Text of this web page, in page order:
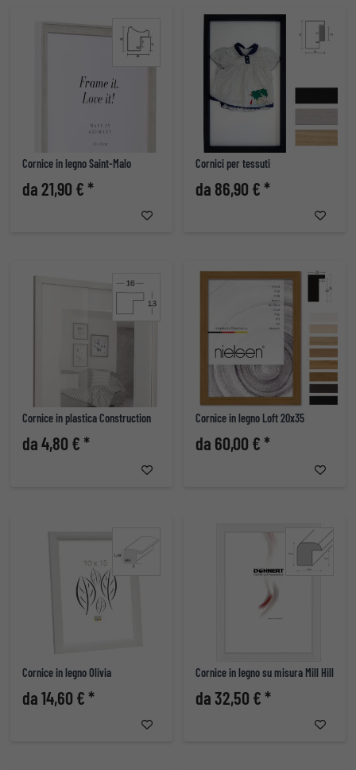
Cornice in legno Saint-Malo
da 21,90 € *
Cornici per tessuti
da 86,90 € *
Cornice in plastica Construction
da 4,80 € *
Cornice in legno Loft 20x35
da 60,00 € *
Cornice in legno Olivia
da 14,60 € *
Cornice in legno su misura Mill Hill
da 32,50 € *